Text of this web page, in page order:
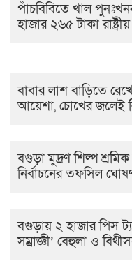
পাঁচবিবিতে খাল
হাজার ২৬৫ টাকা
বাবার লাশ বাড়িতে
আয়েশা, চোখের জলেই
বগুড়া মুদ্রণ শিল্প
নির্বাচনের তফসিল
বগুড়ায় ২ হাজার পিস
সম্রাজ্ঞী’ বেহুলা ও